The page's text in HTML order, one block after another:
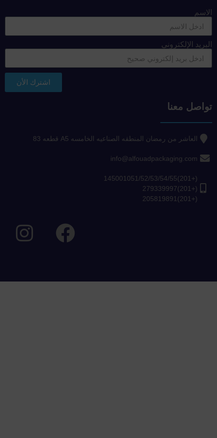
الاسم
البريد الإلكتروني
اشترك الأن
تواصل معنا
العاشر من رمضان المنطقه الصناعيه الخامسه A5 قطعه 83
info@alfouadpackaging.com
(+201)145001051/52/53/54/55
(+201)279339997
(+201)205819891